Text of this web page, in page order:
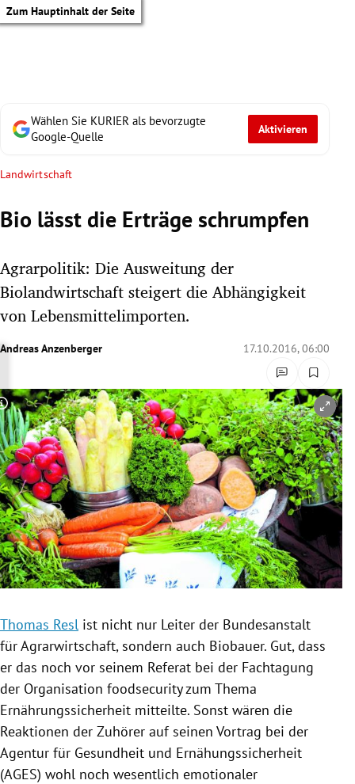
Zum Hauptinhalt der Seite
Untermenü
Untermenü
Untermenü
Untermenü
Untermenü
Untermenü
Untermenü
Wählen Sie KURIER als bevorzugte
Google-Quelle
Aktivieren
Landwirtschaft
Bio lässt die Erträge schrumpfen
Agrarpolitik: Die Ausweitung der
Biolandwirtschaft steigert die Abhängigkeit
von Lebensmittelimporten.
Andreas Anzenberger 17.10.2016, 06:00
Copyright-Hinweis öffnen/schließen
Thomas Resl ist nicht nur Leiter der Bundesanstalt
fürAgrarwirtschaft, sondern auch Biobauer. Gut, dass
er das noch vor seinem Referat bei der Fachtagung
der Organisation foodsecurity zum Thema
Ernährungssicherheit mitteilte. Sonst wären die
Reaktionen der Zuhörer auf seinen Vortrag bei der
Agentur für Gesundheit und Ernähungssicherheit
(AGES) wohl noch wesentlich emotionaler